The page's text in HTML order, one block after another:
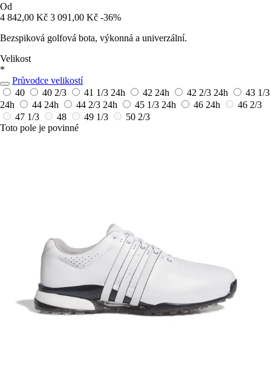
Od
4 842,00 Kč 3 091,00 Kč -36%
Bezspiková golfová bota, výkonná a univerzální.
Velikost
*
Průvodce velikostí
40
40 2/3 41 1/3 24h 42 24h 42 2/3 24h
43 1/3
24h
44 24h 44 2/3 24h 45 1/3 24h 46 24h
46 2/3
47 1/3
48 49 1/3
50 2/3
Toto pole je povinné